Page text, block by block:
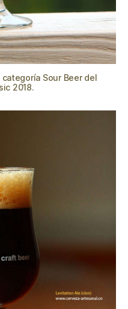
Sour Beer del
2018.